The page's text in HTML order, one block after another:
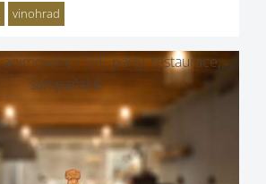
vinohrad